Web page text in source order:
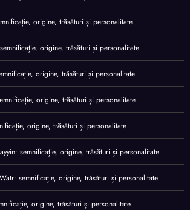
origine, trăsături și personalitate
origine, trăsături și personalitate
origine, trăsături și personalitate
origine, trăsături și personalitate
origine, trăsături și personalitate
semnificație, origine, trăsături și personalitate
semnificație, origine, trăsături și personalitate
origine, trăsături și personalitate